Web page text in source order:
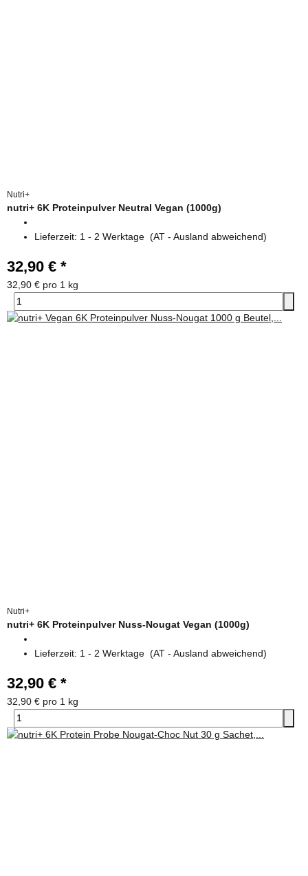
Nutri+
nutri+ 6K Proteinpulver Neutral Vegan (1000g)
Lieferzeit: 1 - 2 Werktage (AT - Ausland abweichend)
32,90 € *
32,90 € pro 1 kg
Nutri+
nutri+ 6K Proteinpulver Nuss-Nougat Vegan (1000g)
Lieferzeit: 1 - 2 Werktage (AT - Ausland abweichend)
32,90 € *
32,90 € pro 1 kg